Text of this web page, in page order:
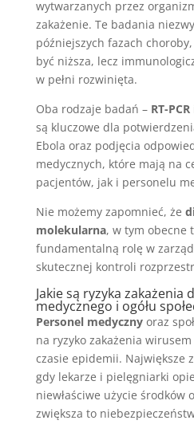
wytwarzanych przez
zakażenie. Te badania
późniejszych fazach
być niższa, lecz
w pełni rozwinięta.
Oba rodzaje badań – RT-PCR
są kluczowe dla
Ebola oraz podjęcia
medycznych, które mają na
pacjentów, jak i personelu
Nie możemy zapomnieć, że
molekularna, w tym obecne
fundamentalną rolę w
skutecznej kontroli
Jakie są ryzyka zakażenia
medycznego i ogółu
Personel medycznyoraz
na ryzyko zakażenia wirusem
czasie epidemii. Największe
gdy lekarze i pielęgniarki
niewłaściwe użycie środków
zwiększa to